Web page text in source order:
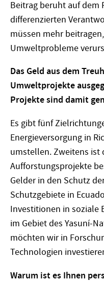
Beitrag beruht auf dem
differenzierten
müssen mehr
Umweltprobleme
Das Geld aus dem
Umweltprojekte
Projekte sind damit
Es gibt fünf
Energieversorgung in
umstellen. Zweitens ist
Aufforstungsprojekte
Gelder in den Schutz
Schutzgebiete in
Investitionen in soziale
im Gebiet des Yasuní-
möchten wir in
Technologien
Warum ist es Ihnen